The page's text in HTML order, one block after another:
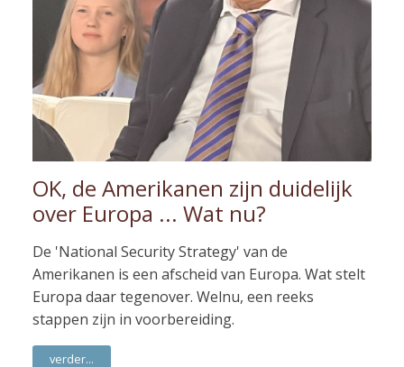
OK, de Amerikanen zijn duidelijk
over Europa ... Wat nu?
De 'National Security Strategy' van de
Amerikanen is een afscheid van Europa. Wat stelt
Europa daar tegenover. Welnu, een reeks
stappen zijn in voorbereiding.
verder...